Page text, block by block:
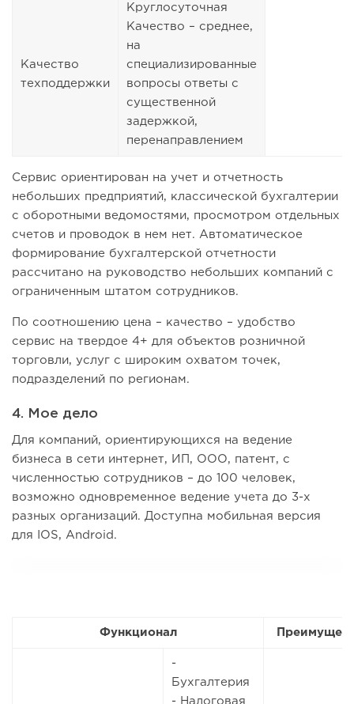
Качество
техподдержки
Круглосуточная
Качество – среднее,
на
специализированные
вопросы ответы с
существенной
задержкой,
перенаправлением
Сервис ориентирован на учет и отчетность
небольших предприятий, классической бухгалтерии
с оборотными ведомостями, просмотром отдельных
счетов и проводок в нем нет. Автоматическое
формирование бухгалтерской отчетности
рассчитано на руководство небольших компаний с
ограниченным штатом сотрудников.
По соотношению цена – качество – удобство
сервис на твердое 4+ для объектов розничной
торговли, услуг с широким охватом точек,
подразделений по регионам.
4. Мое дело
Для компаний, ориентирующихся на ведение
бизнеса в сети интернет, ИП, ООО, патент, с
численностью сотрудников – до 100 человек,
возможно одновременное ведение учета до 3-х
разных организаций. Доступна мобильная версия
для IOS, Android.
Функционал
-
Бухгалтерия
- Налоговая